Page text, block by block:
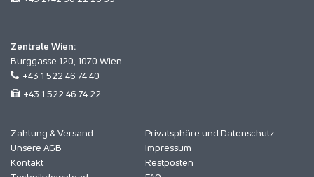
Zentrale Wien:
Burggasse 120, 1070 Wien
+43 1 522 46 74 40
+43 1 522 46 74 22
Zahlung & Versand
Privatsphäre und Datenschutz
Unsere AGB
Impressum
Kontakt
Restposten